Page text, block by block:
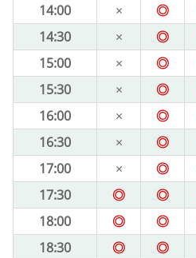
14:00
× ◎
14:30
× ◎
15:00
× ◎
15:30
× ◎
16:00
× ◎
16:30
× ◎
17:00
× ◎
17:30
◎ ◎
18:00
◎ ◎
18:30
◎ ◎